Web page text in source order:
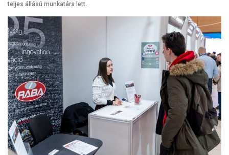
teljes állású munkatárs lett.